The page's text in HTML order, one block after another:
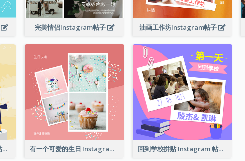
完美情侣Instagram帖子 油画工作坊Instagram帖子
黄色学校拼贴 Instagram 帖子 有一个可爱的生日 Instagram 帖子 回到学校拼贴 Instagram 帖子